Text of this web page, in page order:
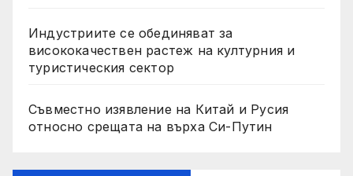
Индустриите се обединяват за
висококачествен растеж на културния и
туристическия сектор
Съвместно изявление на Китай и Русия
относно срещата на върха Си-Путин